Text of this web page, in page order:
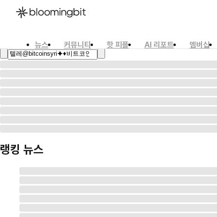
뉴스 커뮤니티 핫 피플 AI 리포트
멤버십
한국어
English
日本語
랭킹 뉴스